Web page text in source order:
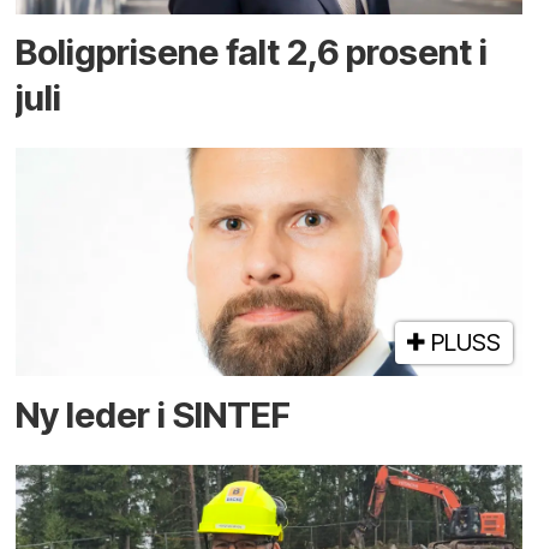
Boligprisene falt 2,6 prosent i
juli
PLUSS
Ny leder i SINTEF